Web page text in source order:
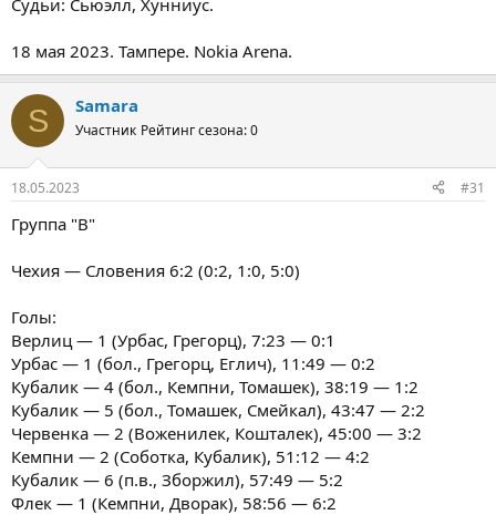
Судьи: Сьюэлл, Хунниус.
18 мая 2023. Тампере. Nokia Arena.
S Samara
Участник Рейтинг сезона: 0
18.05.2023 #31
Группа "В"
Чехия — Словения 6:2 (0:2, 1:0, 5:0)
Голы:
Верлиц — 1 (Урбас, Грегорц), 7:23 — 0:1
Урбас — 1 (бол., Грегорц, Еглич), 11:49 — 0:2
Кубалик — 4 (бол., Кемпни, Томашек), 38:19 — 1:2
Кубалик — 5 (бол., Томашек, Смейкал), 43:47 — 2:2
Червенка — 2 (Воженилек, Кошталек), 45:00 — 3:2
Кемпни — 2 (Соботка, Кубалик), 51:12 — 4:2
Кубалик — 6 (п.в., Зборжил), 57:49 — 5:2
Флек — 1 (Кемпни, Дворак), 58:56 — 6:2